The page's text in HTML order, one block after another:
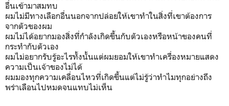
อื่นเข้ามาสมทบ
ผมไม่มีทางเลือกอื่นนอกจากปล่อยให้เขาทำในสิ่งที่เขาต้องการ
จากตัวของผม
ผมไม่ได้อยากมองสิ่งที่กำลังเกิดขึ้นกับตัวเองหรือหน้าของคนที่
กระทำกับตัวเอง
ผมไม่อยากรับรู้อะไรทั้งนั้นแต่ผมยอมให้เขาทำเครื่องหมายแสดง
ความเป็นเจ้าของไม่ได้
ผมมองทุกความเคลื่อนไหวที่เกิดขึ้นแต่ไม่รู้ว่าทำไมทุกอย่างถึง
พร่าเลือนไปหมดจนแทบไม่เห็น